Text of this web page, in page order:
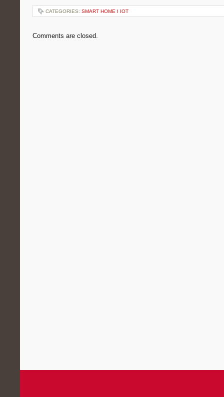
CATEGORIES: SMART HOME I IOT
Comments are closed.